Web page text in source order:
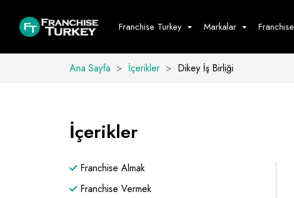
Franchise Turkey Markalar
Yiyecek - İçecek
Franchise
Ana Sayfa > İçerikler > Dikey İş Birliği
İçerikler
Franchise Almak
Franchise Vermek